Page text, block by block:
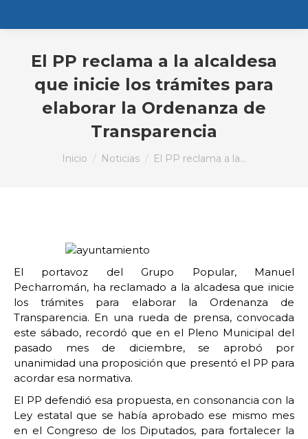
El PP reclama a la alcaldesa
que inicie los trámites para
elaborar la Ordenanza de
Transparencia
Estás aquí:
Inicio Noticias El PP reclama a la…
El portavoz del Grupo Popular, Manuel
Pecharromán, ha reclamado a la alcadesa que inicie
los trámites para elaborar la Ordenanza de
Transparencia. En una rueda de prensa, convocada
este sábado, recordó que en el Pleno Municipal del
pasado mes de diciembre, se aprobó por
unanimidad una proposición que presentó el PP para
acordar esa normativa.
El PP defendió esa propuesta, en consonancia con la
Ley estatal que se había aprobado ese mismo mes
en el Congreso de los Diputados, para fortalecer la